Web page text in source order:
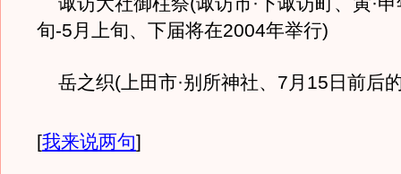
旬-5月上旬、下届将在2004年举行)
岳之织(上田市·别所神社、7月15日前后
[我来说两句]